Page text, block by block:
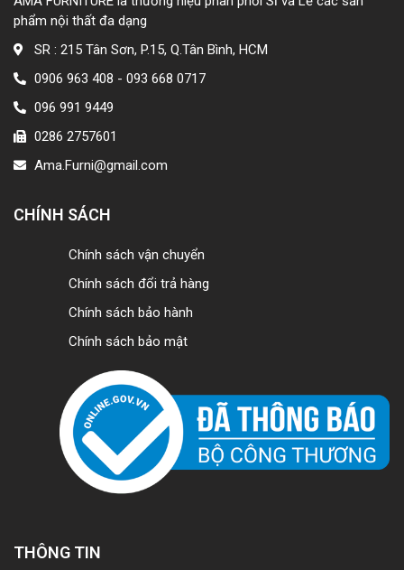
phẩm nội thất đa dạng
SR : 215 Tân Sơn, P.15, Q.Tân Bình, HCM
0906 963 408 - 093 668 0717
096 991 9449
0286 2757601
Ama.Furni@gmail.com
CHÍNH SÁCH
Chính sách vận chuyển
Chính sách đổi trả hàng
Chính sách bảo hành
Chính sách bảo mật
THÔNG TIN